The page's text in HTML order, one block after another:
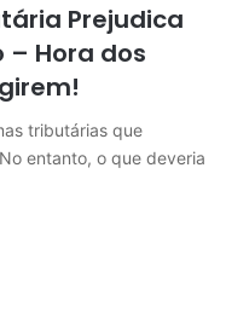
Prejudica
– Hora dos
tributárias que
entanto, o que deveria